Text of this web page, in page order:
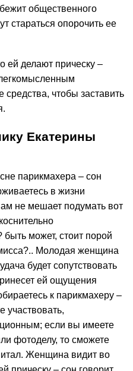
общественного
стараться опорочить ее
ей делают прическу –
средства, чтобы заставить
Екатерины
парикмахера – сон
в жизни
не мешает подумать вот
может, стоит порой
Молодая женщина
будет сопутствовать
ей ощущения
к парикмахеру –
участвовать,
если вы имеете
фотоделу, то сможете
Женщина видит во